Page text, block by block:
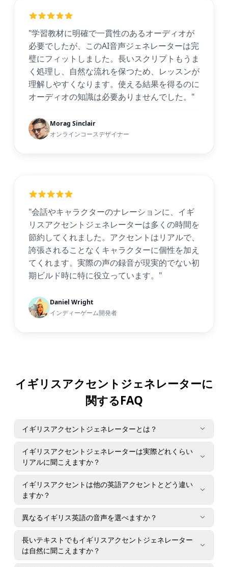
"学習教材に明確で一貫性のあるオーディオが
必要でしたが、このAI音声ジェネレーターは完
璧にフィットしました。長いスクリプトもうま
く処理し、自然な流れを保つため、レッスンが
理解しやすくなります。使える結果を得るのに
オーディオの知識は必要ありませんでした。"
Morag Sinclair
オンラインコースデザイナー
"会話やキャラクターのナレーションに、イギ
リスアクセントジェネレーターは多くの時間を
節約してくれました。アクセントはリアルで、
誇張されることなくキャラクターに個性を加え
てくれます。実際の声の録音が現実的でない初
期ビルド時に特に役立っています。"
Daniel Wright
インディーゲーム開発者
イギリスアクセントジェネレーターに
関するFAQ
イギリスアクセントジェネレーターとは？
イギリスアクセントジェネレーターは実際どれくらい
リアルに聞こえますか？
イギリスアクセントは他の英語アクセントとどう違い
ますか？
異なるイギリス英語の音声を選べますか？
長いテキストでもイギリスアクセントジェネレーター
は自然に聞こえますか？